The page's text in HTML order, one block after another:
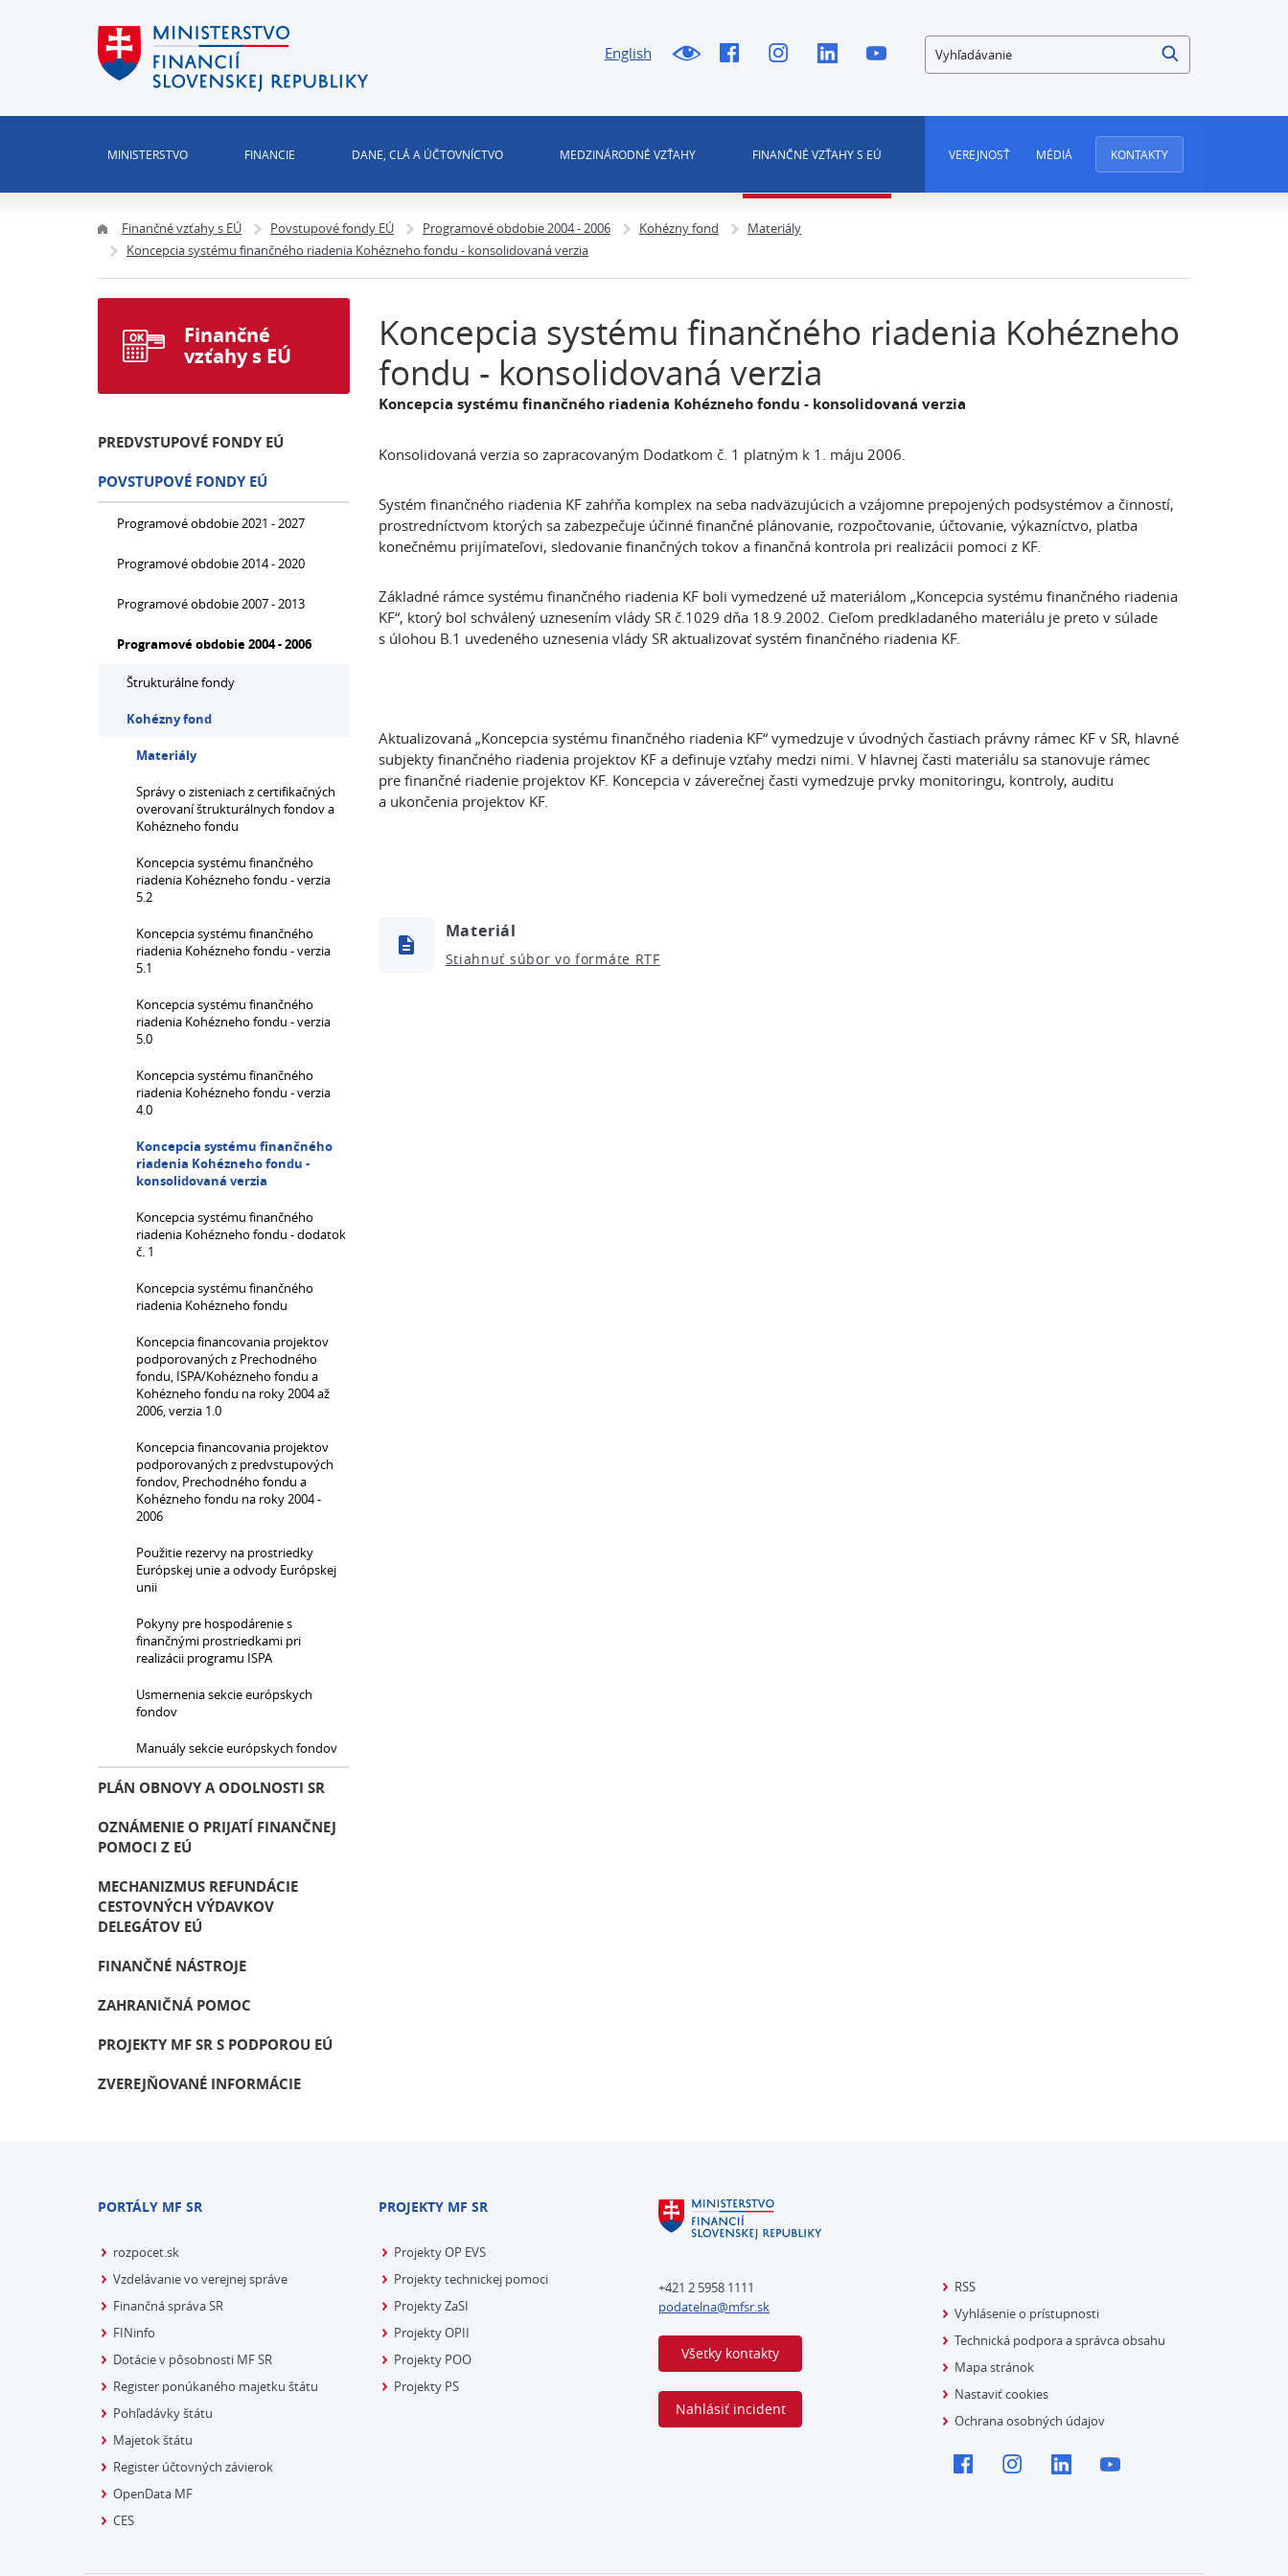
English Vyhľadávanie
MINISTERSTVO FINANCIE DANE, CLÁ A ÚČTOVNÍCTVO MEDZINÁRODNÉ VZŤAHY FINANČNÉ VZŤAHY S EÚ VEREJNOSŤ MÉDIÁ KONTAKTY
Finančné vzťahy s EÚ Povstupové fondy EÚ Programové obdobie 2004 - 2006 Kohézny fond
Materiály
Koncepcia systému finančného riadenia Kohézneho fondu - konsolidovaná verzia
Koncepcia systému finančného riadenia Kohézneho
fondu - konsolidovaná verzia
Koncepcia systému finančného riadenia Kohézneho fondu - konsolidovaná verzia
Konsolidovaná verzia so zapracovaným Dodatkom č. 1 platným k 1. máju 2006.
Systém finančného riadenia KF zahŕňa komplex na seba nadväzujúcich a vzájomne prepojených podsystémov a činností,
prostredníctvom ktorých sa zabezpečuje účinné finančné plánovanie, rozpočtovanie, účtovanie, výkazníctvo, platba
konečnému prijímateľovi, sledovanie finančných tokov a finančná kontrola pri realizácii pomoci z KF.
Základné rámce systému finančného riadenia KF boli vymedzené už materiálom „Koncepcia systému finančného riadenia
KF“, ktorý bol schválený uznesením vlády SR č.1029 dňa 18.9.2002. Cieľom predkladaného materiálu je preto v súlade
s úlohou B.1 uvedeného uznesenia vlády SR aktualizovať systém finančného riadenia KF.
Aktualizovaná „Koncepcia systému finančného riadenia KF“ vymedzuje v úvodných častiach právny rámec KF v SR, hlavné
subjekty finančného riadenia projektov KF a definuje vzťahy medzi nimi. V hlavnej časti materiálu sa stanovuje rámec
pre finančné riadenie projektov KF. Koncepcia v záverečnej časti vymedzuje prvky monitoringu, kontroly, auditu
a ukončenia projektov KF.
Materiál
Stiahnuť súbor vo formáte
Finančné
vzťahy s EÚ
PREDVSTUPOVÉ FONDY EÚ
POVSTUPOVÉ FONDY EÚ
Programové obdobie 2021 - 2027
Programové obdobie 2014 - 2020
Programové obdobie 2007 - 2013
Programové obdobie 2004 - 2006
Štrukturálne fondy
Kohézny fond
Materiály
Správy o zisteniach z certifikačných
overovaní štrukturálnych fondov a
Kohézneho fondu
Koncepcia systému finančného
riadenia Kohézneho fondu - verzia
5.2
Koncepcia systému finančného
riadenia Kohézneho fondu - verzia
5.1
Koncepcia systému finančného
riadenia Kohézneho fondu - verzia
5.0
Koncepcia systému finančného
riadenia Kohézneho fondu - verzia
4.0
Koncepcia systému finančného
riadenia Kohézneho fondu -
konsolidovaná verzia
Koncepcia systému finančného
riadenia Kohézneho fondu - dodatok
č. 1
Koncepcia systému finančného
riadenia Kohézneho fondu
Koncepcia financovania projektov
podporovaných z Prechodného
fondu, ISPA/Kohézneho fondu a
Kohézneho fondu na roky 2004 až
2006, verzia 1.0
Koncepcia financovania projektov
podporovaných z predvstupových
fondov, Prechodného fondu a
Kohézneho fondu na roky 2004 -
2006
Použitie rezervy na prostriedky
Európskej unie a odvody Európskej
unii
Pokyny pre hospodárenie s
finančnými prostriedkami pri
realizácii programu ISPA
Usmernenia sekcie európskych
fondov
Manuály sekcie európskych fondov
PLÁN OBNOVY A ODOLNOSTI SR
OZNÁMENIE O PRIJATÍ FINANČNEJ
POMOCI Z EÚ
MECHANIZMUS REFUNDÁCIE
CESTOVNÝCH VÝDAVKOV
DELEGÁTOV EÚ
FINANČNÉ NÁSTROJE
ZAHRANIČNÁ POMOC
PROJEKTY MF SR S PODPOROU EÚ
ZVEREJŇOVANÉ INFORMÁCIE
PORTÁLY MF SR
rozpocet.sk
Vzdelávanie vo verejnej správe
Finančná správa SR
FINinfo
Dotácie v pôsobnosti MF SR
Register ponúkaného majetku štátu
Pohľadávky štátu
Majetok štátu
Register účtovných závierok
OpenData MF
CES
PROJEKTY MF SR
Projekty OP EVS
Projekty technickej pomoci
Projekty ZaSI
Projekty OPII
Projekty POO
Projekty PS
+421 2 5958 1111
podatelna@mfsr.sk
Všetky kontakty
Nahlásiť incident
RSS
Vyhlásenie o prístupnosti
Technická podpora a správca obsahu
Mapa stránok
Nastaviť cookies
Ochrana osobných údajov